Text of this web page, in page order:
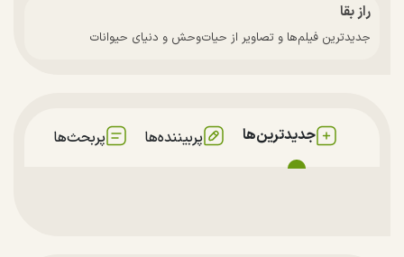
راز بقا
جدیدترین فیلم‌ها و تصاویر از حیات‌وحش و دنیای حیوانات
جدیدترین‌ها پربیننده‌ها پربحث‌ها